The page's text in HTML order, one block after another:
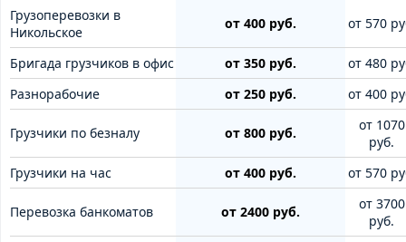
Грузоперевозки в
Никольское
от 400 руб. от 570
Бригада грузчиков в офис от 350 руб.
от 480
Разнорабочие
от 250 руб. от 400
Грузчики по безналу от 800 руб.
от 1070
руб.
Грузчики на час
от 400 руб. от 570
Перевозка банкоматов от 2400 руб.
от 3700
руб.